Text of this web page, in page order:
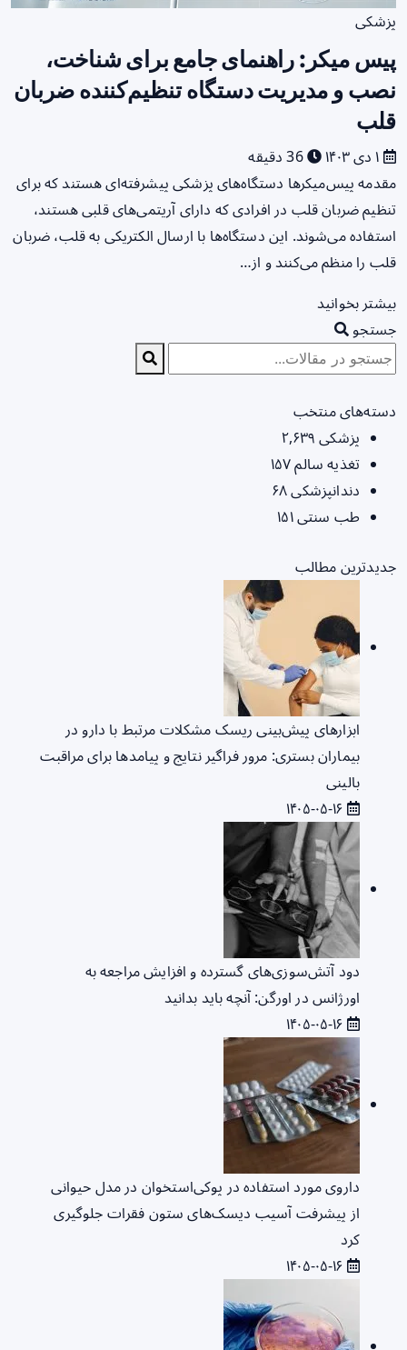
پزشکی
پیس میکر: راهنمای جامع برای شناخت،
نصب و مدیریت دستگاه تنظیم‌کننده ضربان
قلب
36 دقیقه
مقدمه پیس‌میکرها دستگاه‌های پزشکی پیشرفته‌ای هستند که برای
تنظیم ضربان قلب در افرادی که دارای آریتمی‌های قلبی هستند،
استفاده می‌شوند. این دستگاه‌ها با ارسال الکتریکی به قلب، ضربان
قلب را منظم می‌کنند و از…
بیشتر بخوانید
جستجو
دسته‌های منتخب
پزشکی ۲,۶۳۹
تغذیه سالم۱۵۷
دندانپزشکی۶۸
طب سنتی۱۵۱
جدیدترین مطالب
ابزارهای پیش‌بینی ریسک مشکلات مرتبط با دارو در
بیماران بستری: مرور فراگیر نتایج و پیامدها برای مراقبت
بالینی
دود آتش‌سوزی‌های گسترده و افزایش مراجعه به
اورژانس در اورگن: آنچه باید بدانید
داروی مورد استفاده در پوکی‌استخوان در مدل حیوانی
از پیشرفت آسیب دیسک‌های ستون فقرات جلوگیری
کرد